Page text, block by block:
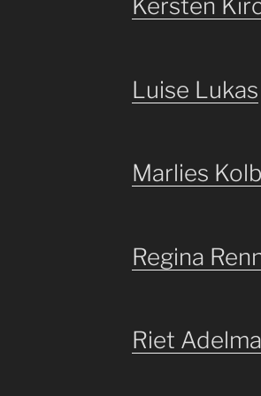
Kersten
Luise Lukas
Marlies
Regina
Riet